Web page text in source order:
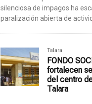
silenciosa de impagos ha
paralización abierta de
Talara
FONDO
fortalecen
del centro
Talara